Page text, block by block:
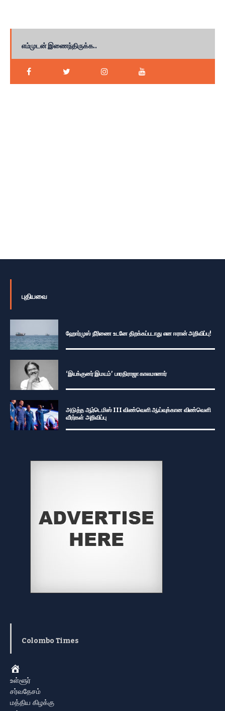
எம்முடன் இணைந்திருக்க..
புதியவை
ஹோர்முஸ் நீரிணை உடனே திறக்கப்படாது என ஈரான் அறிவிப்பு!
‘இயக்குனர் இமயம்’ பாரதிராஜா காலமானார்
அடுத்த ஆர்டெமிஸ் III விண்வெளி ஆய்வுக்கான விண்வெளி
வீரர்கள் அறிவிப்பு
Colombo Times
உள்ளூர்
சர்வதேசம்
மத்திய கிழக்கு